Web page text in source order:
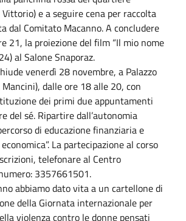
e a seguire cena per raccolta
dal Comitato Macanno. A concludere
21, la proiezione del film “Il mio nome
al Salone Snaporaz.
venerdì 28 novembre, a Palazzo
dalle ore 18 alle 20, con
dei primi due appuntamenti
del sé. Ripartire dall’autonomia
di educazione finanziaria e
La partecipazione al corso
telefonare al Centro
3357661501.
abbiamo dato vita a un cartellone di
della Giornata internazionale per
violenza contro le donne pensati